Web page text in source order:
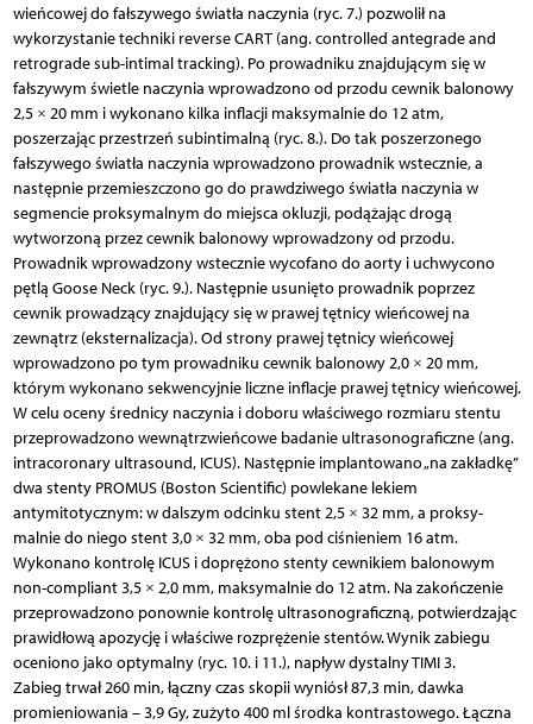
wieńcowej do fałszywego światła naczynia (ryc. 7.) pozwolił na
wykorzystanie techniki reverse CART (ang. controlled antegrade and
retrograde sub-intimal tracking). Po prowadniku znajdującym się w
fałszywym świetle naczynia wprowadzono od przodu cewnik balonowy
2,5 × 20 mm i wykonano kilka inflacji maksymalnie do 12 atm,
poszerzając przestrzeń subintimalną (ryc. 8.). Do tak poszerzonego
fałszywego światła naczynia wprowadzono prowadnik wstecznie, a
następnie przemieszczono go do prawdziwego światła naczynia w
segmencie proksymalnym do miejsca okluzji, podążając drogą
wytworzoną przez cewnik balonowy wprowadzony od przodu.
Prowadnik wprowadzony wstecznie wycofano do aorty i uchwycono
pętlą Goose Neck (ryc. 9.). Następnie usunięto prowadnik poprzez
cewnik prowadzący znajdujący się w prawej tętnicy wieńcowej na
zewnątrz (eksternalizacja). Od strony prawej tętnicy wieńcowej
wprowadzono po tym prowadniku cewnik balonowy 2,0 × 20 mm,
którym wykonano sekwencyjnie liczne inflacje prawej tętnicy wieńcowej.
W celu oceny średnicy naczynia i doboru właściwego rozmiaru stentu
przeprowadzono wewnątrzwieńcowe badanie ultrasonograficzne (ang.
intracoronary ultrasound, ICUS). Następnie implantowano „na zakładkę”
dwa stenty PROMUS (Boston Scientific) powlekane lekiem
antymitotycznym: w dalszym odcinku stent 2,5 × 32 mm, a proksy-
malnie do niego stent 3,0 × 32 mm, oba pod ciśnieniem 16 atm.
Wykonano kontrolę ICUS i doprężono stenty cewnikiem balonowym
non-compliant 3,5 × 2,0 mm, maksymalnie do 12 atm. Na zakończenie
przeprowadzono ponownie kontrolę ultrasonograficzną, potwierdzając
prawidłową apozycję i właściwe rozprężenie stentów. Wynik zabiegu
oceniono jako optymalny (ryc. 10. i 11.), napływ dystalny TIMI 3.
Zabieg trwał 260 min, łączny czas skopii wyniósł 87,3 min, dawka
promieniowania – 3,9 Gy, zużyto 400 ml środka kontrastowego. Łączna